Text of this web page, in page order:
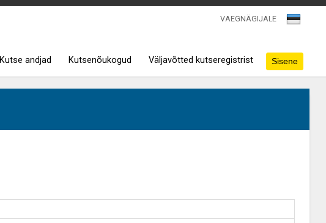
VAEGNÄGIJALE
Kutse andjad Kutsenõukogud Väljavõtted kutseregistrist